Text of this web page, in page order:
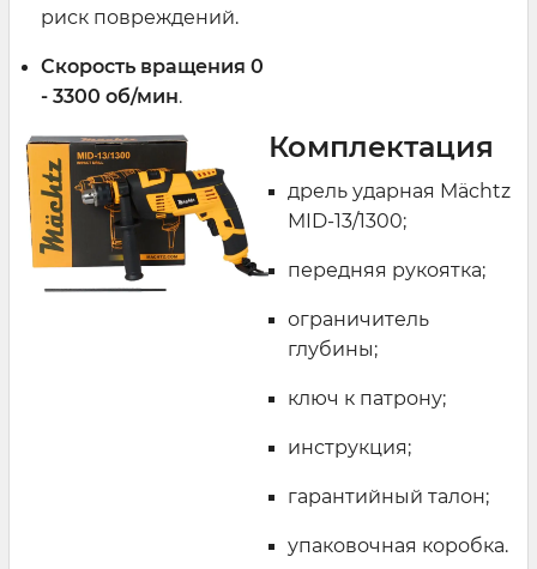
риск повреждений.
Скорость вращения 0
- 3300 об/мин.
Комплектация
дрель ударная Mächtz
MID-13/1300;
передняя рукоятка;
ограничитель
глубины;
ключ к патрону;
инструкция;
гарантийный талон;
упаковочная коробка.